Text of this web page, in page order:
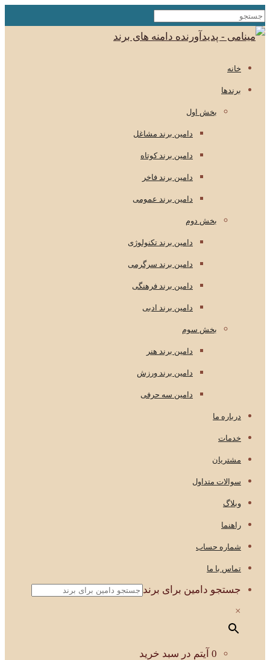
خانه
برندها
بخش اول
دامین برند مشاغل
دامین برند کوتاه
دامین برند فاخر
دامین برند عمومی
بخش دوم
دامین برند تکنولوژی
دامین برند سرگرمی
دامین برند فرهنگی
دامین برند ادبی
بخش سوم
دامین برند هنر
دامین برند ورزش
دامین سه حرفی
درباره ما
خدمات
مشتریان
سوالات متداول
وبلاگ
راهنما
شماره حساب
تماس با ما
جستجو دامین برای برند
×
0 آیتم در سبد خرید